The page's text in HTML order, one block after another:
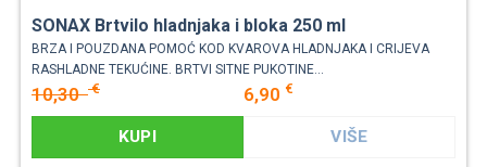
SONAX Brtvilo hladnjaka i bloka 250 ml
BRZA I POUZDANA POMOĆ KOD KVAROVA HLADNJAKA I CRIJEVA
RASHLADNE TEKUĆINE. BRTVI SITNE PUKOTINE...
10,30€ 6,90 €
KUPI VIŠE